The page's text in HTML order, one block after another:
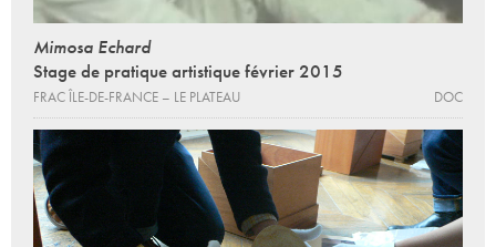
Mimosa Echard
Stage de pratique artistique février 2015
FRAC ÎLE-DE-FRANCE – LE PLATEAU DOC